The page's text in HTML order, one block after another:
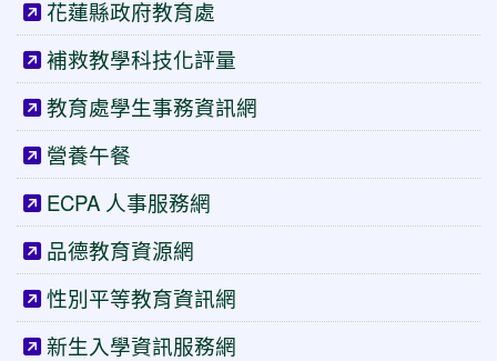
花蓮縣政府教育處
補救教學科技化評量
教育處學生事務資訊網
營養午餐
ECPA 人事服務網
品德教育資源網
性別平等教育資訊網
新生入學資訊服務網